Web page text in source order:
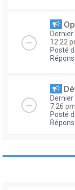
12:22
Posté
7:26 pm
Posté